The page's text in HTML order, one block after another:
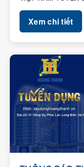
Xem chi tiết